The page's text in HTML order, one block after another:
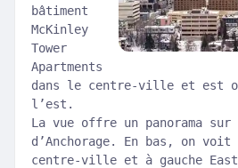
bâtiment
McKinley
Tower
Apartments
dans le centre-ville et est
l’est.
La vue offre un panorama
d’Anchorage. En bas, on
centre-ville et à gauche East